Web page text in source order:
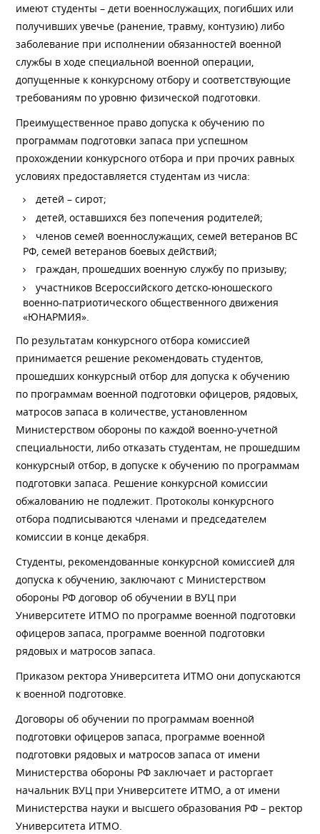
имеют студенты – дети военнослужащих, погибших или
получивших увечье (ранение, травму, контузию) либо
заболевание при исполнении обязанностей военной
службы в ходе специальной военной операции,
допущенные к конкурсному отбору и соответствующие
требованиям по уровню физической подготовки.
Преимущественное право допуска к обучению по
программам подготовки запаса при успешном
прохождении конкурсного отбора и при прочих равных
условиях предоставляется студентам из числа:
детей – сирот;
детей, оставшихся без попечения родителей;
членов семей военнослужащих, семей ветеранов ВС
РФ, семей ветеранов боевых действий;
граждан, прошедших военную службу по призыву;
участников Всероссийского детско-юношеского
военно-патриотического общественного движения
«ЮНАРМИЯ».
По результатам конкурсного отбора комиссией
принимается решение рекомендовать студентов,
прошедших конкурсный отбор для допуска к обучению
по программам военной подготовки офицеров, рядовых,
матросов запаса в количестве, установленном
Министерством обороны по каждой военно-учетной
специальности, либо отказать студентам, не прошедшим
конкурсный отбор, в допуске к обучению по программам
подготовки запаса. Решение конкурсной комиссии
обжалованию не подлежит. Протоколы конкурсного
отбора подписываются членами и председателем
комиссии в конце декабря.
Студенты, рекомендованные конкурсной комиссией для
допуска к обучению, заключают с Министерством
обороны РФ договор об обучении в ВУЦ при
Университете ИТМО по программе военной подготовки
офицеров запаса, программе военной подготовки
рядовых и матросов запаса.
Приказом ректора Университета ИТМО они допускаются
к военной подготовке.
Договоры об обучении по программам военной
подготовки офицеров запаса, программе военной
подготовки рядовых и матросов запаса от имени
Министерства обороны РФ заключает и расторгает
начальник ВУЦ при Университете ИТМО, а от имени
Министерства науки и высшего образования РФ – ректор
Университета ИТМО.